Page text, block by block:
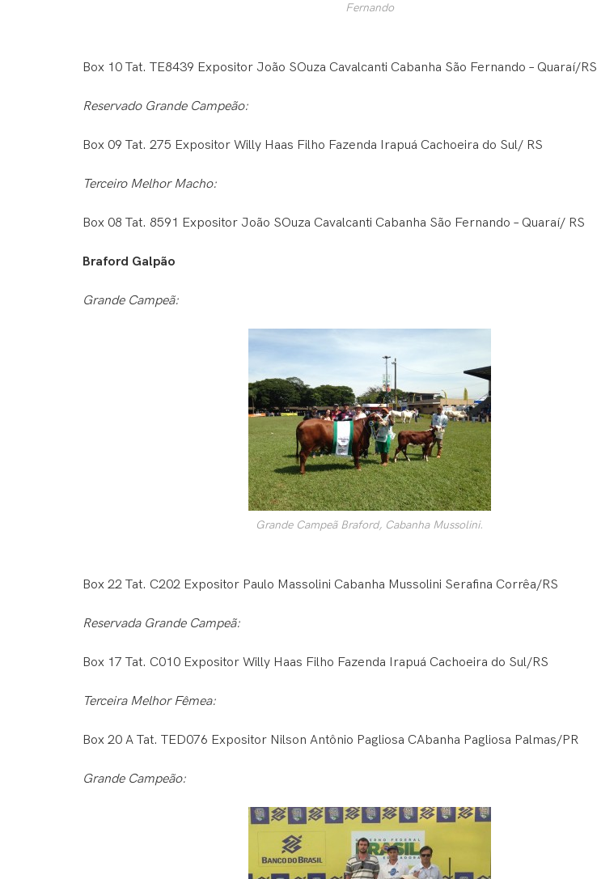
Fernando
Box 10 Tat. TE8439 Expositor João SOuza Cavalcanti Cabanha São Fernando – Quaraí/RS
Reservado Grande Campeão:
Box 09 Tat. 275 Expositor Willy Haas Filho Fazenda Irapuá Cachoeira do Sul/ RS
Terceiro Melhor Macho:
Box 08 Tat. 8591 Expositor João SOuza Cavalcanti Cabanha São Fernando – Quaraí/ RS
Braford Galpão
Grande Campeã:
Grande Campeã Braford, Cabanha Mussolini.
Box 22 Tat. C202 Expositor Paulo Massolini Cabanha Mussolini Serafina Corrêa/RS
Reservada Grande Campeã:
Box 17 Tat. C010 Expositor Willy Haas Filho Fazenda Irapuá Cachoeira do Sul/RS
Terceira Melhor Fêmea:
Box 20 A Tat. TED076 Expositor Nilson Antônio Pagliosa CAbanha Pagliosa Palmas/PR
Grande Campeão: